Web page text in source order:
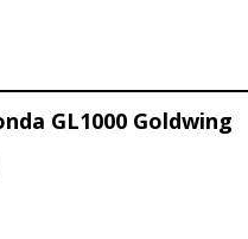
GL1000 Goldwing